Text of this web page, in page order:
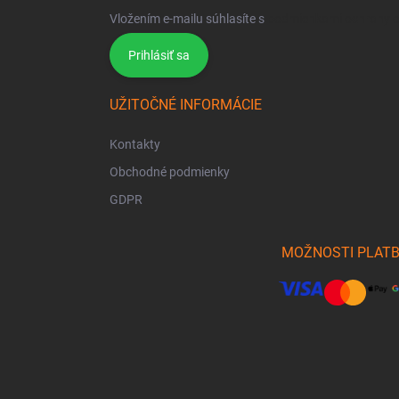
Vložením e-mailu súhlasíte s
Prihlásiť sa
UŽITOČNÉ INFORMÁCIE
Kontakty
Obchodné podmienky
GDPR
MOŽNOSTI